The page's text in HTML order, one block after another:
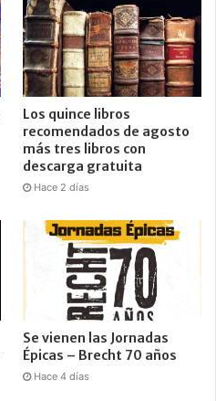
Los quince libros
recomendados de agosto
más tres libros con
descarga gratuita
Hace 2 días
Se vienen las Jornadas
Épicas – Brecht 70 años
Hace 4 días